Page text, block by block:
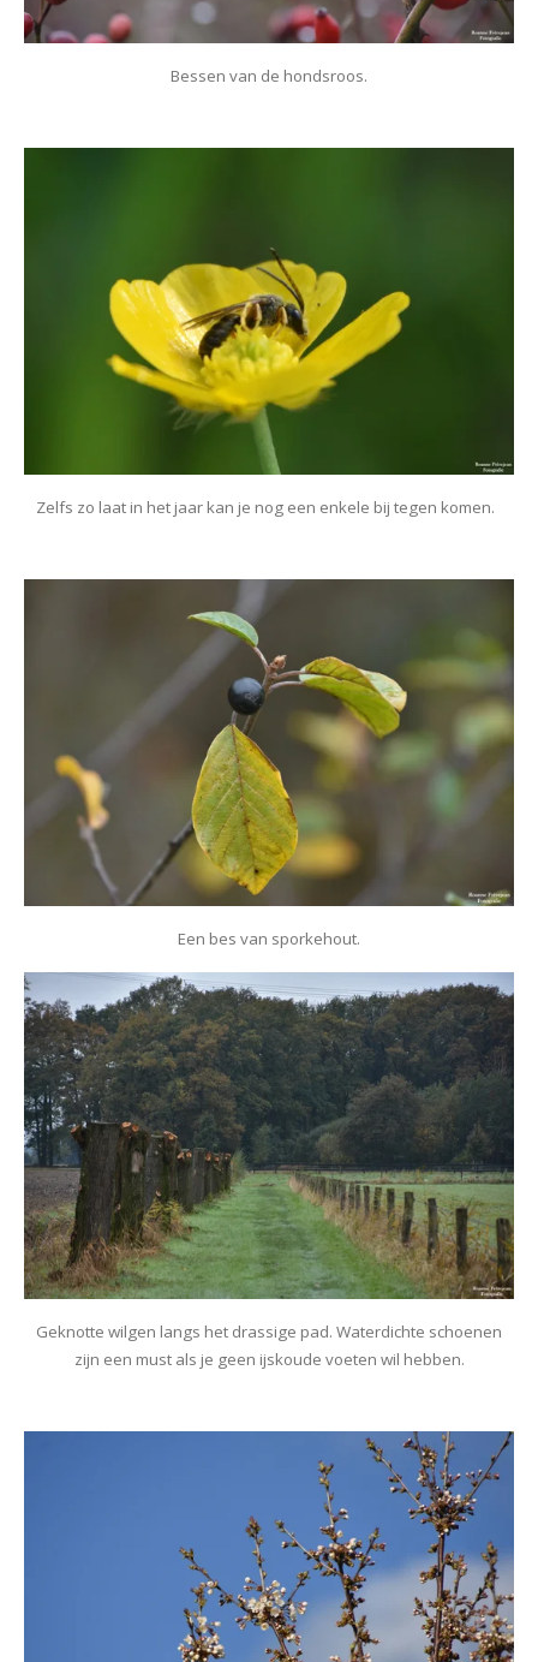
Bessen van de hondsroos.
Zelfs zo laat in het jaar kan je nog een enkele bij tegen komen.
Een bes van sporkehout.
Geknotte wilgen langs het drassige pad. Waterdichte schoenen
zijn een must als je geen ijskoude voeten wil hebben.